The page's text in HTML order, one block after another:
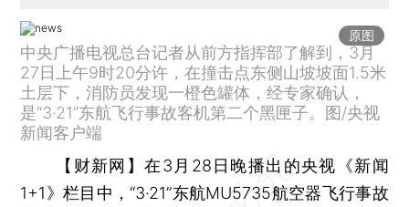
原图
中央广播电视总台记者从前方指挥部了解到，3月
27日上午9时20分许，在撞击点东侧山坡坡面1.5米
土层下，消防员发现一橙色罐体，经专家确认，
是“3·21”东航飞行事故客机第二个黑匣子。图/央视
新闻客户端
【财新网】在3月28日晚播出的央视《新闻
1+1》栏目中，“3·21”东航MU5735航空器飞行事故